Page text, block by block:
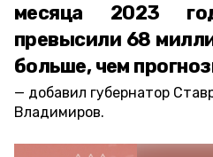
месяца 2023
превысили 68
больше, чем
добавил губернатор
Владимиров.